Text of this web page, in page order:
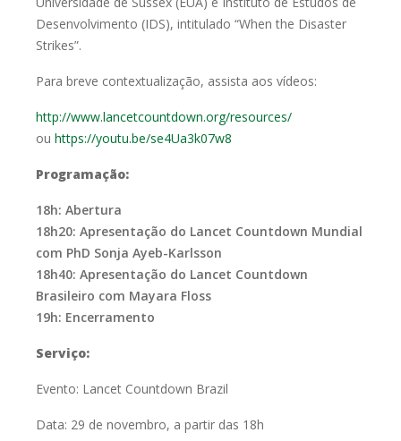
Desenvolvimento (IDS), intitulado “When the Disaster
Strikes”.
Para breve contextualização, assista aos vídeos:
http://www.lancetcountdown.org/resources/
ouhttps://youtu.be/se4Ua3k07w8
Programação:
18h: Abertura
18h20: Apresentação do Lancet Countdown Mundial
com PhD Sonja Ayeb-Karlsson
18h40: Apresentação do Lancet Countdown
Brasileiro com Mayara Floss
19h: Encerramento
Serviço:
Evento: Lancet Countdown Brazil
Data: 29 de novembro, a partir das 18h